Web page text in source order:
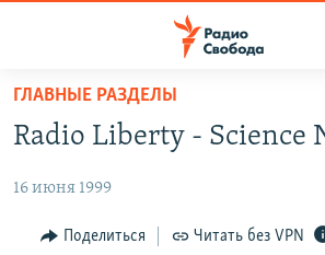
упрощенного
доступа
содержанию
ПРОГРАММЫ
АВТОРСКИЕ ПРОЕКТЫ
ЦИТАТЫ СВОБОДЫ
ГЛАВНЫЕ РАЗДЕЛЫ
Radio Liberty - Science
16 июня 1999
Поделиться Читать без VPN